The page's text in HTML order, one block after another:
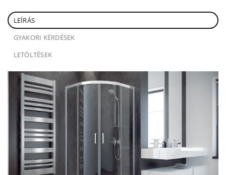
LEÍRÁS
GYAKORI KÉRDÉSEK
LETÖLTÉSEK